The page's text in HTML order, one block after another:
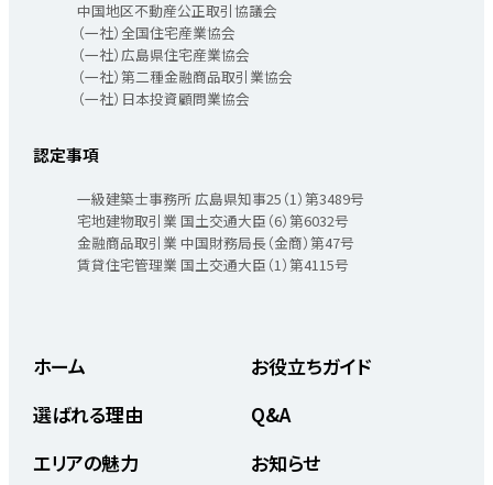
中国地区不動産公正取引協議会
（一社）全国住宅産業協会
（一社）広島県住宅産業協会
（一社）第二種金融商品取引業協会
（一社）日本投資顧問業協会
認定事項
一級建築士事務所 広島県知事25（1）第3489号
宅地建物取引業 国土交通大臣（6）第6032号
金融商品取引業 中国財務局長（金商）第47号
賃貸住宅管理業 国土交通大臣（1）第4115号
ホーム
選ばれる理由
エリアの魅力
お役立ちガイド
Q&A
お知らせ